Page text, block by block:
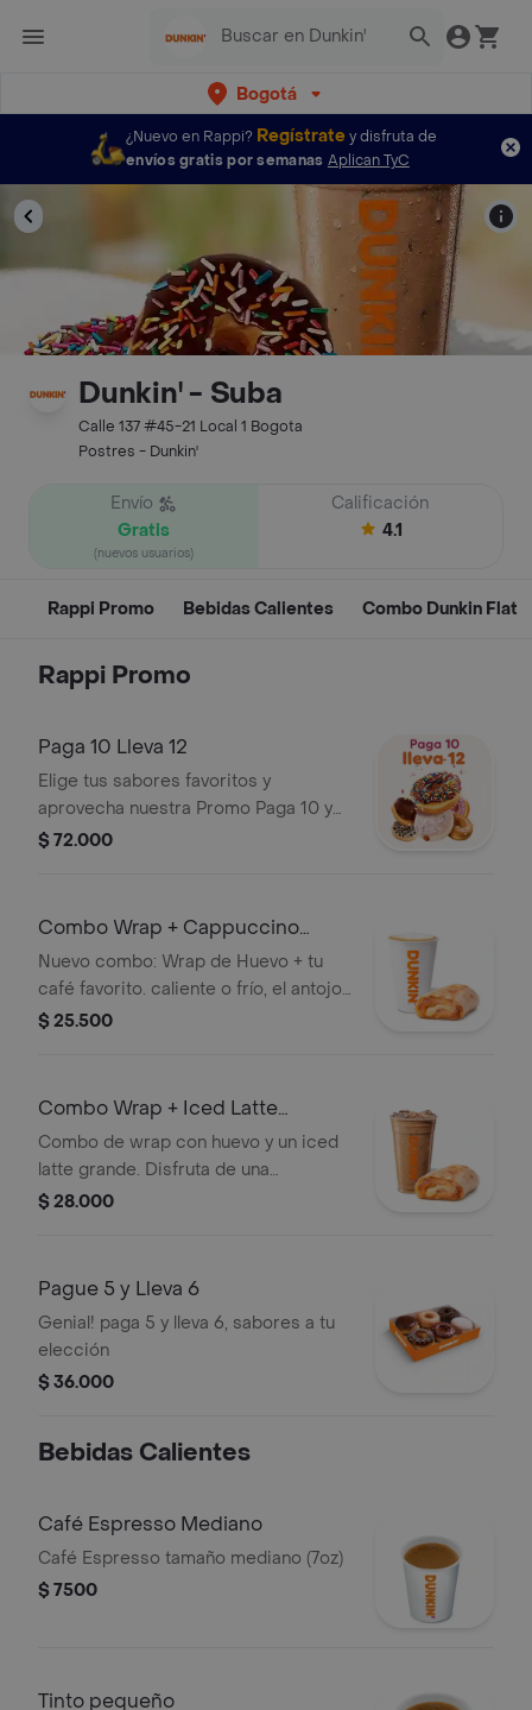
Bogotá
¿Nuevo en Rappi? Regístratey disfruta de
envíos gratis por semanas Aplican TyC
Dunkin' - Suba
Calle 137 #45-21 Local 1 Bogota
Postres - Dunkin'
Envío
Gratis
(nuevos usuarios)
Calificación
4.1
Rappi Promo Bebidas Calientes Combo Dunkin Flat
Rappi Promo
Paga 10 Lleva 12
Elige tus sabores favoritos y
aprovecha nuestra Promo Paga 10 y
Lleva 12
$ 72.000
Combo Wrap + Cappuccino
Mediano
Nuevo combo: Wrap de Huevo + tu
café favorito. caliente o frío, el antojo
lo decides tú.
$ 25.500
Combo Wrap + Iced Latte
Grande
Combo de wrap con huevo y un iced
latte grande. Disfruta de una
combinación perfecta para cualquier
$ 28.000
Pague 5 y Lleva 6
Genial! paga 5 y lleva 6, sabores a tu
elección
$ 36.000
Bebidas Calientes
Café Espresso Mediano
Café Espresso tamaño mediano (7oz)
$ 7500
Tinto pequeño